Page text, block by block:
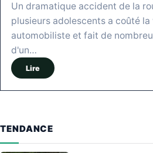
Un dramatique accident de la
plusieurs adolescents a coûté la
automobiliste et fait de
d'un…
Lire
TENDANCE